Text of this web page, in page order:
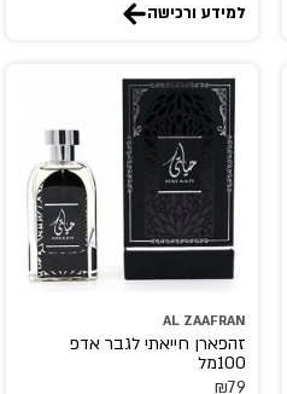
למידע ורכישה
AL ZAAFRAN
זהפארן חייאתי לגבר אדפ
100מל
₪79